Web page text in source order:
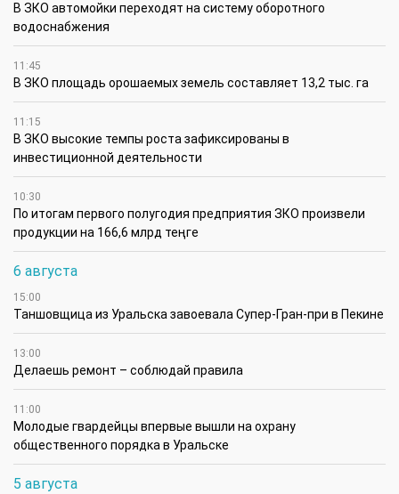
В ЗКО автомойки переходят на систему оборотного
водоснабжения
11:45
В ЗКО площадь орошаемых земель составляет 13,2 тыс. га
11:15
В ЗКО высокие темпы роста зафиксированы в
инвестиционной деятельности
10:30
По итогам первого полугодия предприятия ЗКО произвели
продукции на 166,6 млрд теңге
6 августа
15:00
Таншовщица из Уральска завоевала Супер-Гран-при в Пекине
13:00
Делаешь ремонт – соблюдай правила
11:00
Молодые гвардейцы впервые вышли на охрану
общественного порядка в Уральске
5 августа